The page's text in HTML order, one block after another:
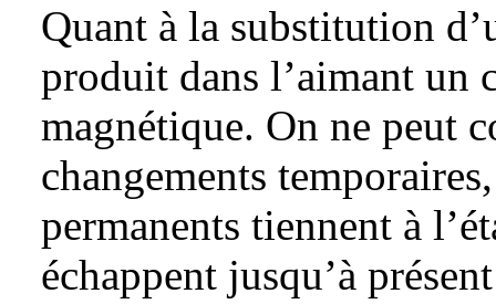
Quant à la substitution
produit dans l’aimant un
magnétique. On ne peut
changements
permanents tiennent à
échappent jusqu’à